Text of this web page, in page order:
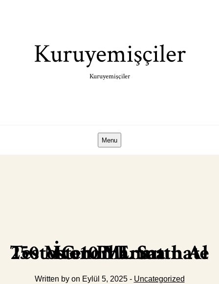
Kuruyemişçiler
Kuruyemişçiler
Menu
İron Pharma Testosteron Enanthate 250 MG 10 ML Satın Al
Written by on Eylül 5, 2025 - Uncategorized